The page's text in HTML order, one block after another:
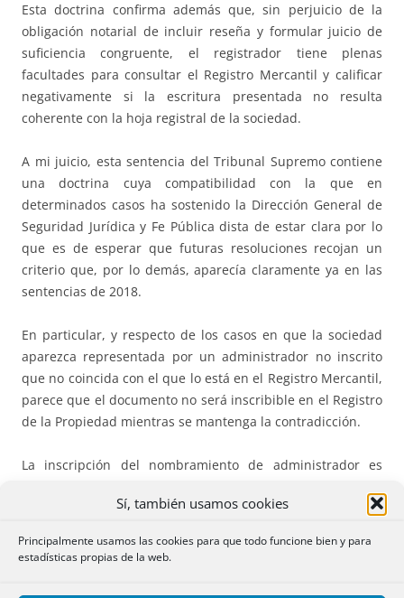
Sí, también usamos cookies
Principalmente usamos las cookies para que todo funcione bien y para
estadísticas propias de la web.
Esta doctrina confirma además que, sin perjuicio de la
obligación notarial de incluir reseña y formular juicio de
suficiencia congruente, el registrador tiene plenas
facultades para consultar el Registro Mercantil y calificar
negativamente si la escritura presentada no resulta
coherente con la hoja registral de la sociedad.
A mi juicio, esta sentencia del Tribunal Supremo contiene
una doctrina cuya compatibilidad con la que en
determinados casos ha sostenido la Dirección General de
Seguridad Jurídica y Fe Pública dista de estar clara por lo
que es de esperar que futuras resoluciones recojan un
criterio que, por lo demás, aparecía claramente ya en las
sentencias de 2018.
En particular, y respecto de los casos en que la sociedad
aparezca representada por un administrador no inscrito
que no coincida con el que lo está en el Registro Mercantil,
parece que el documento no será inscribible en el Registro
de la Propiedad mientras se mantenga la contradicción.
La inscripción del nombramiento de administrador es
Dirección General ha venido admitiendo que, si actúa
distinto del inscrito, el Registrador de la Propiedad debe